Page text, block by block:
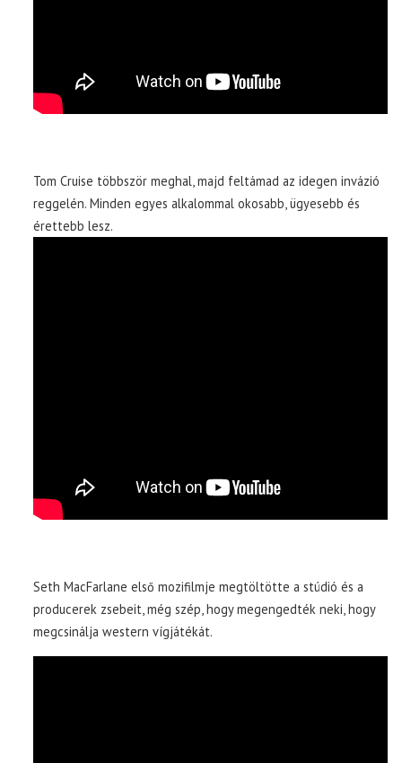
Tom Cruise többször meghal, majd feltámad az idegen invázió
reggelén. Minden egyes alkalommal okosabb, ügyesebb és
érettebb lesz.
Seth MacFarlane első mozifilmje megtöltötte a stúdió és a
producerek zsebeit, még szép, hogy megengedték neki, hogy
megcsinálja western vígjátékát.